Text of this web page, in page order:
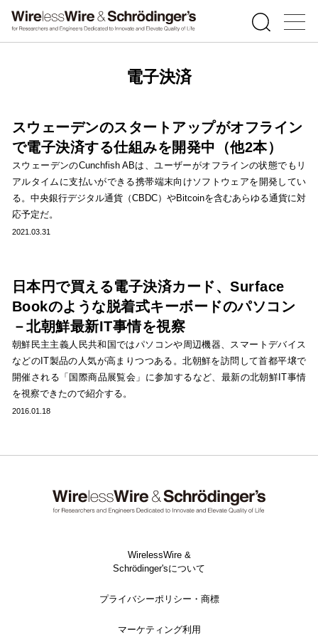
電子決済
スウェーデンのスタートアップがオフライン
で電子決済する仕組みを開発中（他2本）
スウェーデンのCunchfish ABは、ユーザーがオフラインの状態でもリ
アルタイムに支払いができる携帯端末向けソフトウェアを開発してい
る。中央銀行デジタル通貨（CBDC）やBitcoinを含むあらゆる通貨に対
応予定だ。
2021.03.31
日本円で買える電子決済カード、Surface
Bookのような脱着式キーボードのパソコン
－北朝鮮最新IT事情を視察
朝鮮民主主義人民共和国ではパソコンや周辺機器、スマートデバイス
などのIT製品の人気が高まりつつある。北朝鮮を訪問して首都平壌で
開催される「国際商品展覧会」に参加するなど、最新の北朝鮮IT事情
を視察できたので紹介する。
2016.01.18
WirelessWire &
Schrödinger'sについて
プライバシーポリシー・商標
マーケティング利用